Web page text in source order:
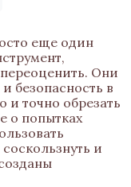
еще один
Они
безопасность в
и точно обрезать
о попытках
и